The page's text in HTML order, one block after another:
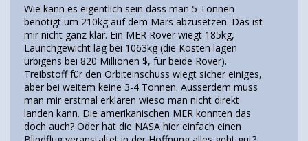
Wie kann es eigentlich sein dass man 5 Tonnen
benötigt um 210kg auf dem Mars abzusetzen. Das ist
mir nicht ganz klar. Ein MER Rover wiegt 185kg,
Launchgewicht lag bei 1063kg (die Kosten lagen
ürbigens bei 820 Millionen $, für beide Rover).
Treibstoff für den Orbiteinschuss wiegt sicher einiges,
aber bei weitem keine 3-4 Tonnen. Ausserdem muss
man mir erstmal erklären wieso man nicht direkt
landen kann. Die amerikanischen MER konnten das
doch auch? Oder hat die NASA hier einfach einen